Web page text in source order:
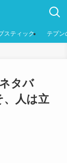
スティック テプン
タバ
、人は立